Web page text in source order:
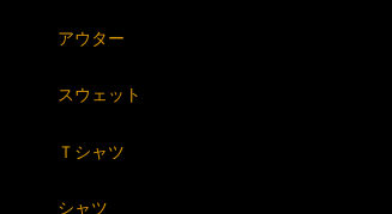
アウター
スウェット
Ｔシャツ
シャツ